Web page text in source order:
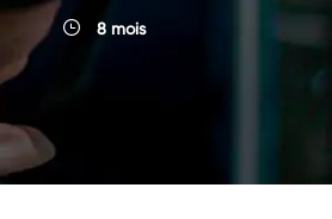
8 mois